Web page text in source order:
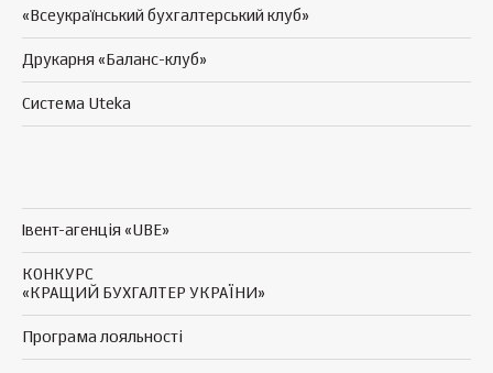
«Всеукраїнський бухгалтерський клуб»
Друкарня «Баланс-клуб»
Система Uteka
Івент-агенція «UBE»
КОНКУРС
«КРАЩИЙ БУХГАЛТЕР УКРАЇНИ»
Програма лояльності